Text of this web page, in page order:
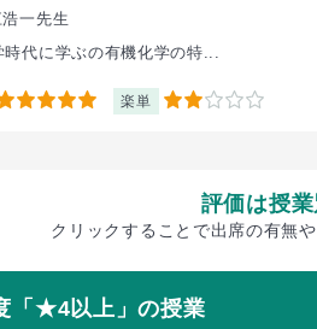
浩一先生
時代に学ぶの有機化学の特...
楽単 2
評価は授業
クリックすることで出席の有無
「★4以上」の授業